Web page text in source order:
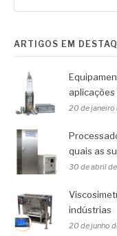
ARTIGOS EM
20 de
quais as
30 de abril
indústrias
20 de junho